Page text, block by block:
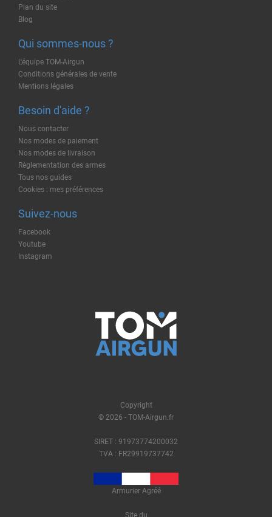
Plan du site
Blog
Qui sommes-nous ?
L'équipe TOM-Airgun
Conditions générales de vente
Mentions légales
Besoin d'aide ?
Nous contacter
Nos modes de paiement
Nos modes de livraison
Règlementation des armes
Tous nos guides
Cookies : mes préférences
Suivez-nous
Facebook
Youtube
Instagram
Copyright
© 2026 - TOM-Airgun.fr
SIRET : 91973774200032
TVA : FR29919737742
Armurier Agréé
Site du